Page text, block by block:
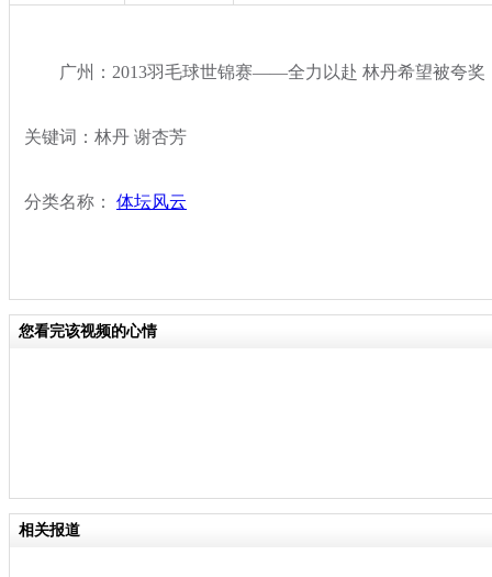
广州：2013羽毛球世锦赛——全力以赴 林丹希望被夸奖
关键词：林丹 谢杏芳
分类名称： 体坛风云
您看完该视频的心情
相关报道